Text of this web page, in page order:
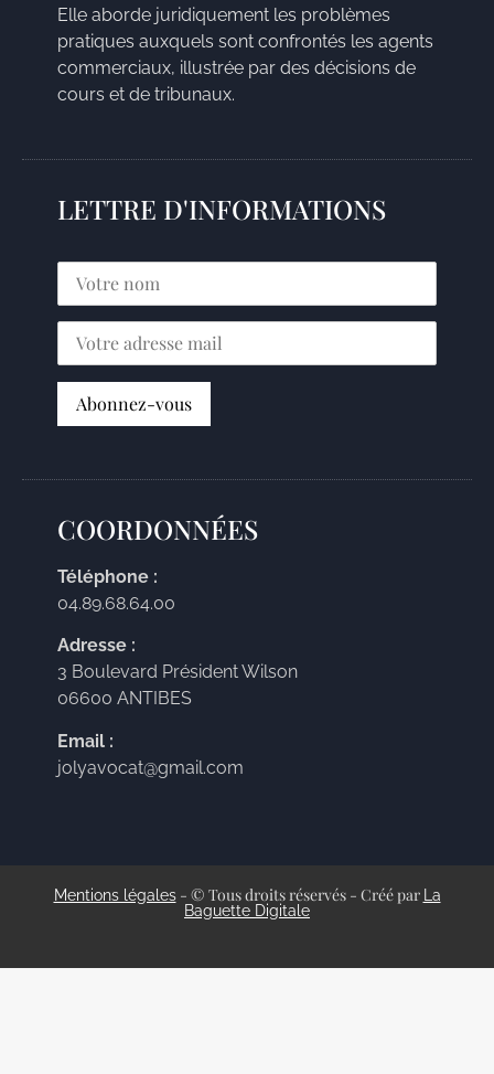
Elle aborde juridiquement les problèmes
pratiques auxquels sont confrontés les agents
commerciaux, illustrée par des décisions de
cours et de tribunaux.
LETTRE D'INFORMATIONS
COORDONNÉES
Téléphone :
04.89.68.64.00
Adresse :
3 Boulevard Président Wilson
06600 ANTIBES
Email :
jolyavocat@gmail.com
Mentions légales- © Tous droits réservés - Créé par
La
Baguette Digitale